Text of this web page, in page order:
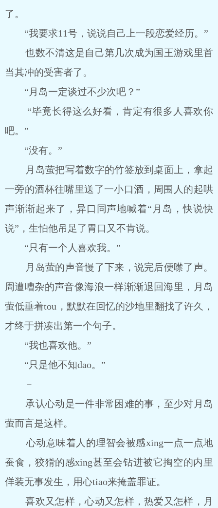
了。
“我要求11号，说说自己上一段恋爱经历。”
也数不清这是自己第几次成为国王游戏里首
当其冲的受害者了。
“月岛一定谈过不少次吧？”
“毕竟长得这么好看，肯定有很多人喜欢你
吧。”
“没有。”
月岛萤把写着数字的竹签放到桌面上，拿起
一旁的酒杯往嘴里送了一小口酒，周围人的起哄
声渐渐起来了，异口同声地喊着“月岛，快说快
说”，生怕他吊足了胃口又不肯说。
“只有一个人喜欢我。”
月岛萤的声音慢了下来，说完后便噤了声。
周遭嘈杂的声音像海浪一样渐渐退回海里，月岛
萤低垂着tou，默默在回忆的沙地里翻找了许久，
才终于拼凑出第一个句子。
“我也喜欢他。”
“只是他不知dao。”
－
承认心动是一件非常困难的事，至少对月岛
萤而言是这样。
心动意味着人的理智会被感xing一点一点地
蚕食，狡猾的感xing甚至会钻进被它掏空的内里
佯装无事发生，用心tiao来掩盖罪证。
喜欢又怎样，心动又怎样，热爱又怎样，月